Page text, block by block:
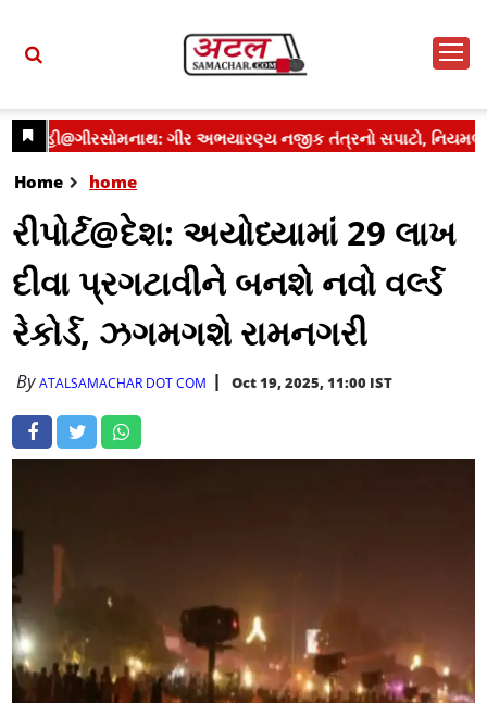
Home home
રીપોર્ટ@દેશ: અયોધ્યામાં 29 લાખ
દીવા પ્રગટાવીને બનશે નવો વર્લ્ડ
રેકોર્ડ, ઝગમગશે રામનગરી
ByATALSAMACHAR DOT COM Oct 19, 2025, 11:00 IST